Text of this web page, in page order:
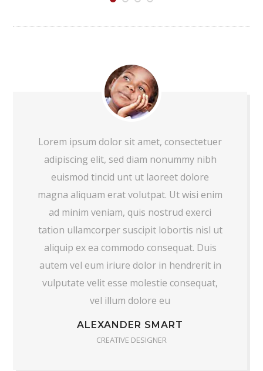
Lorem ipsum dolor sit amet, consectetuer
adipiscing elit, sed diam nonummy nibh
euismod tincid unt ut laoreet dolore
magna aliquam erat volutpat. Ut wisi enim
ad minim veniam, quis nostrud exerci
tation ullamcorper suscipit lobortis nisl ut
aliquip ex ea commodo consequat. Duis
autem vel eum iriure dolor in hendrerit in
vulputate velit esse molestie consequat,
vel illum dolore eu
ALEXANDER SMART
CREATIVE DESIGNER